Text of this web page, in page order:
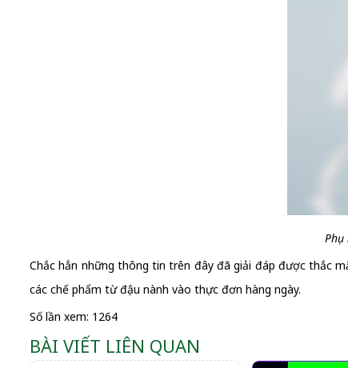
Chắc hẳn những thông tin trên đây đã giải đáp được thắc
các chế phẩm từ đậu nành vào thực đơn hàng ngày.
Số lần xem: 1264
BÀI VIẾT LIÊN QUAN